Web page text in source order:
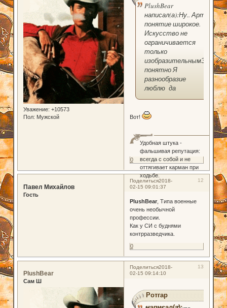
Уважение: +10573
Пол: Мужской
PlushBear
написал(а):Ну.. Арт -
понятие широкое.
Искусство не
ограничивается
только
изобразительнымЭто
понятно Я
разнообразие
люблю да
Вот!
Удобная штука -
фальшивая репутация:
всегда с собой и не
оттягивает карман при
ходьбе.
0
Поделиться 12
2018-
02-15 09:01:37
Павел Михайлов
Гость
PlushBear, Типа военные
очень необычной
профессии.
Как у СИ с буднями
контрразведчика.
0
Поделиться 13
2018-
02-15 09:14:10
PlushBear
Сам Ш
Ротгар